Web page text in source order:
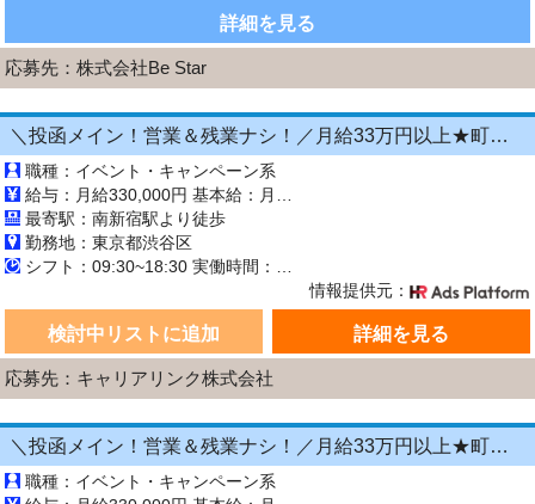
詳細を見る
応募先： 株式会社Be Star
＼投函メイン！営業＆残業ナシ！／月給33万円以上★町歩きをしながら投函♪20～50代活躍中☆年間休日125日以上！[26750228]
職種：イベント・キャンペーン系
最寄駅：南新宿駅より徒歩
勤務地：東京都渋谷区
情報提供元：
検討中リストに追加 詳細を見る
応募先：キャリアリンク株式会社
＼投函メイン！営業＆残業ナシ！／月給33万円以上★町歩きをしながら投函♪20～50代活躍中☆年間休日125日以上！[26750226]
職種：イベント・キャンペーン系